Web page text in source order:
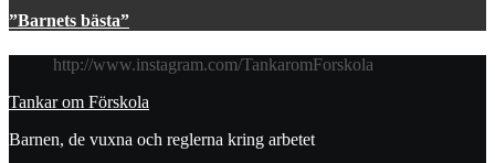
”Barnets bästa”
http://www.instagram.com/TankaromForskola
Tankar om Förskola
Barnen, de vuxna och reglerna kring arbetet